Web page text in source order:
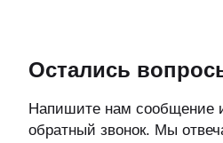
Остались
Напишите нам сообщение
обратный звонок. Мы